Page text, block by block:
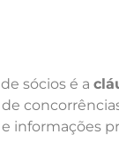
sócios é a
informações